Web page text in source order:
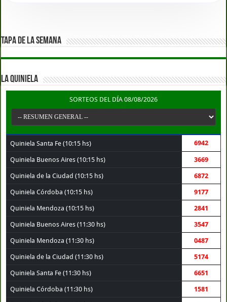
TAPA DE LA SEMANA
LA QUINIELA
SORTEOS DEL DÍA 08/08/2026
Quiniela Santa Fe (10:15 hs) 6942
Quiniela Buenos Aires (10:15 hs) 3669
Quiniela de la Ciudad (10:15 hs) 6872
Quiniela Córdoba (10:15 hs) 9177
Quiniela Mendoza (10:15 hs) 2841
Quiniela Buenos Aires (11:30 hs) 3547
Quiniela Mendoza (11:30 hs) 0487
Quiniela de la Ciudad (11:30 hs) 5174
Quiniela Santa Fe (11:30 hs) 6651
Quiniela Córdoba (11:30 hs) 1581